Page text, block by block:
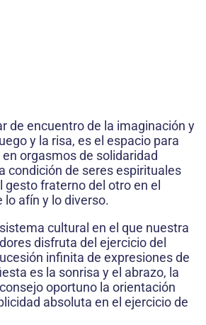
de encuentro de la imaginación y
y la risa, es el espacio para
orgasmos de solidaridad
condición de seres espirituales
fraterno del otro en el
afín y lo diverso.
cultural en el que nuestra
disfruta del ejercicio del
infinita de expresiones de
es la sonrisa y el abrazo, la
oportuno la orientación
absoluta en el ejercicio de